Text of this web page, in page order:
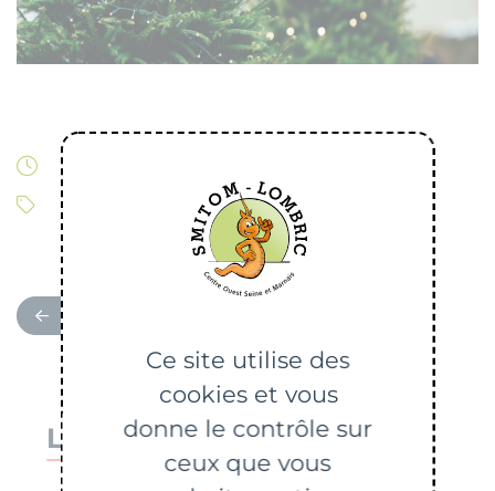
Modifiée le 26/12/2023
Tri, collecte
Lien utile
Ce site utilise des
cookies et vous
donne le contrôle sur
ceux que vous